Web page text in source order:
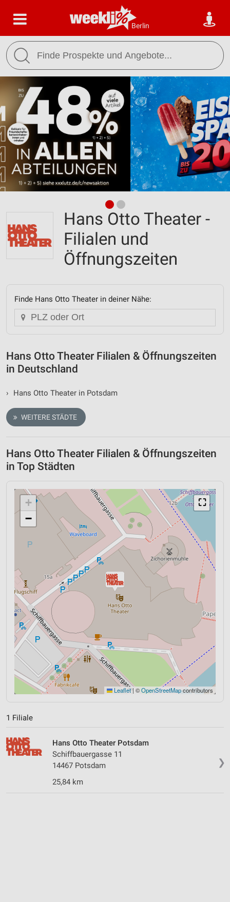
Berlin
Hans Otto Theater -
Filialen und
Öffnungszeiten
Finde Hans Otto Theater in deiner Nähe:
Hans Otto Theater Filialen & Öffnungszeiten
in Deutschland
› Hans Otto Theater in Potsdam
WEITERE STÄDTE
Hans Otto Theater Filialen & Öffnungszeiten
in Top Städten
⛶
+
−
Leaflet| ©OpenStreetMapcontributors
1 Filiale
❯
Hans Otto Theater Potsdam
Schiffbauergasse 11
14467 Potsdam
25,84 km